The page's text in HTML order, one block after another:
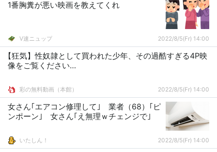
1番胸糞が悪い映画を教えてくれ
V速ニュップ 2022/8/5(Fr) 14:00
【狂気】性奴隷として買われた少年、その過酷すぎる4P映
像をご覧ください…
彩の無料動画（本館） 2022/8/5(Fr) 14:00
女さん｢エアコン修理して｣ 業者（68）｢ピ
ンポーン｣ 女さん｢え無理ｗチェンジで｣
いたしん！ 2022/8/5(Fr) 14:00